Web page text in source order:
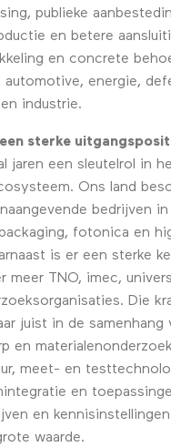
publieke
en betere
en concrete
automotive, energie,
industrie.
sterke
jaren een sleutelrol in
Ons land
bedrijven
fotonica en
is er een sterke
meer TNO, imec,
Die
juist in de samenhang
en
meet- en
en
en
waarde.